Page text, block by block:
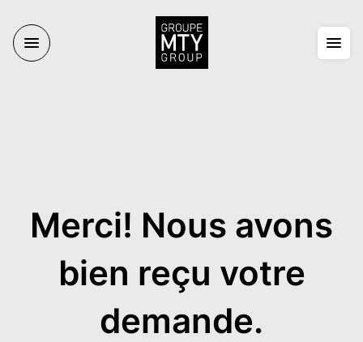
Merci! Nous avons
bien reçu votre
demande.